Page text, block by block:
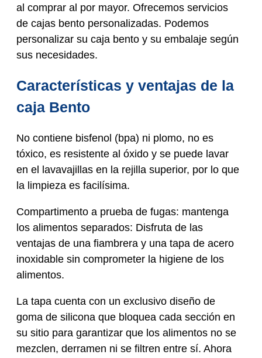
al comprar al por mayor. Ofrecemos servicios
de cajas bento personalizadas. Podemos
personalizar su caja bento y su embalaje según
sus necesidades.
Características y ventajas de la
caja Bento
No contiene bisfenol (bpa) ni plomo, no es
tóxico, es resistente al óxido y se puede lavar
en el lavavajillas en la rejilla superior, por lo que
la limpieza es facilísima.
Compartimento a prueba de fugas: mantenga
los alimentos separados: Disfruta de las
ventajas de una fiambrera y una tapa de acero
inoxidable sin comprometer la higiene de los
alimentos.
La tapa cuenta con un exclusivo diseño de
goma de silicona que bloquea cada sección en
su sitio para garantizar que los alimentos no se
mezclen, derramen ni se filtren entre sí. Ahora